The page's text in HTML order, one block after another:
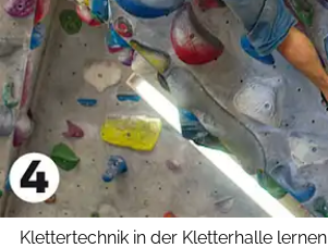
Klettertechnik in der Kletterhalle lernen